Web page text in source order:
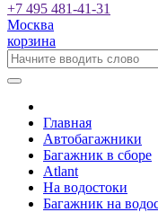
+7 495 481-41-31
Москва
корзина
Главная
Автобагажники
Багажник в сборе
Atlant
На водостоки
Багажник на